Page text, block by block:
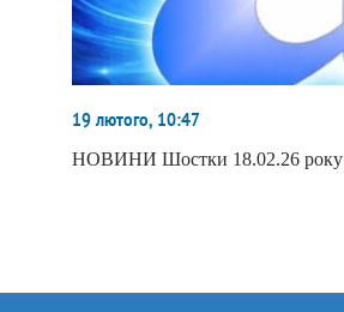
19 лютого, 10:47
НОВИНИ Шостки 18.02.26 року